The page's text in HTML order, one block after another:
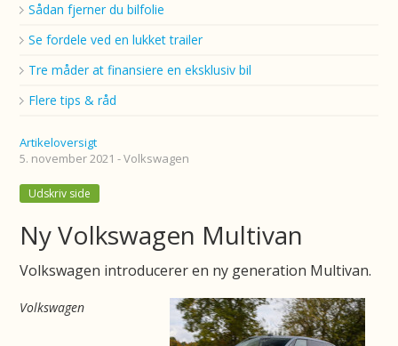
Sådan fjerner du bilfolie
Se fordele ved en lukket trailer
Tre måder at finansiere en eksklusiv bil
Flere tips & råd
Artikeloversigt
5. november 2021 - Volkswagen
Udskriv side
Ny Volkswagen Multivan
Volkswagen introducerer en ny generation Multivan.
Volkswagen